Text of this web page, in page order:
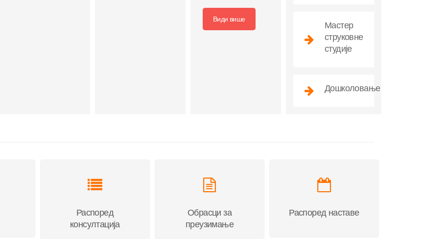
Види више
Мастер
струковне
студије
Дошколовање
Распоред
консултација
Обрасци за
преузимање
Распоред наставе